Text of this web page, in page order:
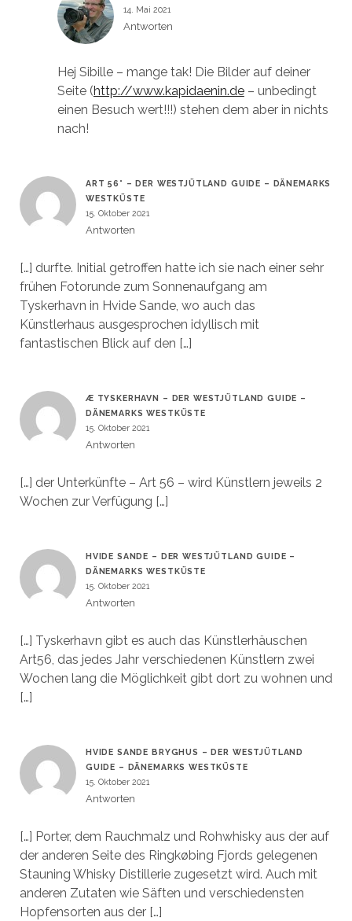
14. Mai 2021
Antworten
Hej Sibille – mange tak! Die Bilder auf deiner
Seite (http://www.kapidaenin.de– unbedingt
einen Besuch wert!!!) stehen dem aber in nichts
nach!
ART 56° – DER WESTJÜTLAND GUIDE – DÄNEMARKS
WESTKÜSTE
15. Oktober 2021
Antworten
[…] durfte. Initial getroffen hatte ich sie nach einer sehr
frühen Fotorunde zum Sonnenaufgang am
Tyskerhavn in Hvide Sande, wo auch das
Künstlerhaus ausgesprochen idyllisch mit
fantastischen Blick auf den […]
Æ TYSKERHAVN – DER WESTJÜTLAND GUIDE –
DÄNEMARKS WESTKÜSTE
15. Oktober 2021
Antworten
[…] der Unterkünfte – Art 56 – wird Künstlern jeweils 2
Wochen zur Verfügung […]
HVIDE SANDE – DER WESTJÜTLAND GUIDE –
DÄNEMARKS WESTKÜSTE
15. Oktober 2021
Antworten
[…] Tyskerhavn gibt es auch das Künstlerhäuschen
Art56, das jedes Jahr verschiedenen Künstlern zwei
Wochen lang die Möglichkeit gibt dort zu wohnen und
[…]
HVIDE SANDE BRYGHUS – DER WESTJÜTLAND
GUIDE – DÄNEMARKS WESTKÜSTE
15. Oktober 2021
Antworten
[…] Porter, dem Rauchmalz und Rohwhisky aus der auf
der anderen Seite des Ringkøbing Fjords gelegenen
Stauning Whisky Distillerie zugesetzt wird. Auch mit
anderen Zutaten wie Säften und verschiedensten
Hopfensorten aus der […]